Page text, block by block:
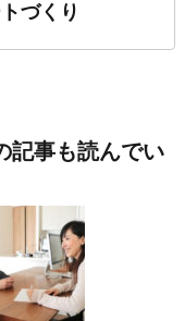
づくり
記事も読んでい